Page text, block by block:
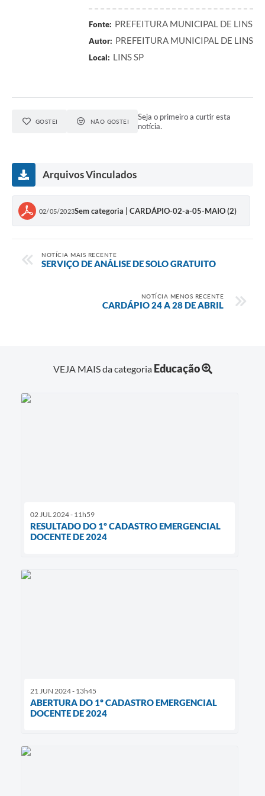
Consulta Pública sobre o Plano Municipal de
Saneamento Básico de Lins
Lei Orgânica
Educação
Infraestrutura
Meio Ambiente
Fonte: PREFEITURA MUNICIPAL DE LINS
Autor: PREFEITURA MUNICIPAL DE LINS
Local: LINS SP
GOSTEI NÃO GOSTEI
Seja o primeiro a curtir esta
notícia.
Arquivos Vinculados
02/05/2023Sem categoria | CARDÁPIO-02-a-05-MAIO (2)
NOTÍCIA MAIS RECENTE
SERVIÇO DE ANÁLISE DE SOLO GRATUITO
NOTÍCIA MENOS RECENTE
CARDÁPIO 24 A 28 DE ABRIL
VEJA MAIS da categoria Educação
02 JUL 2024 - 11h59
RESULTADO DO 1º CADASTRO EMERGENCIAL
DOCENTE DE 2024
21 JUN 2024 - 13h45
ABERTURA DO 1º CADASTRO EMERGENCIAL
DOCENTE DE 2024